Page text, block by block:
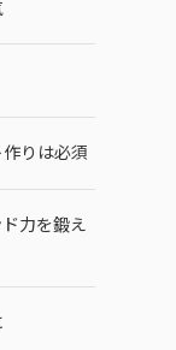
りは必須
力を鍛え